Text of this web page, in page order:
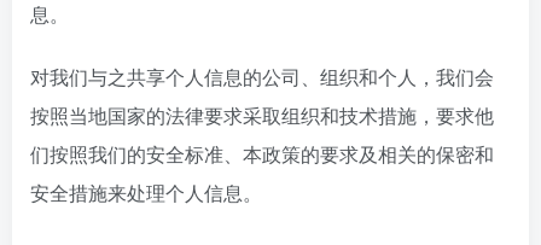
息。
对我们与之共享个人信息的公司、组织和个人，我们会
按照当地国家的法律要求采取组织和技术措施，要求他
们按照我们的安全标准、本政策的要求及相关的保密和
安全措施来处理个人信息。